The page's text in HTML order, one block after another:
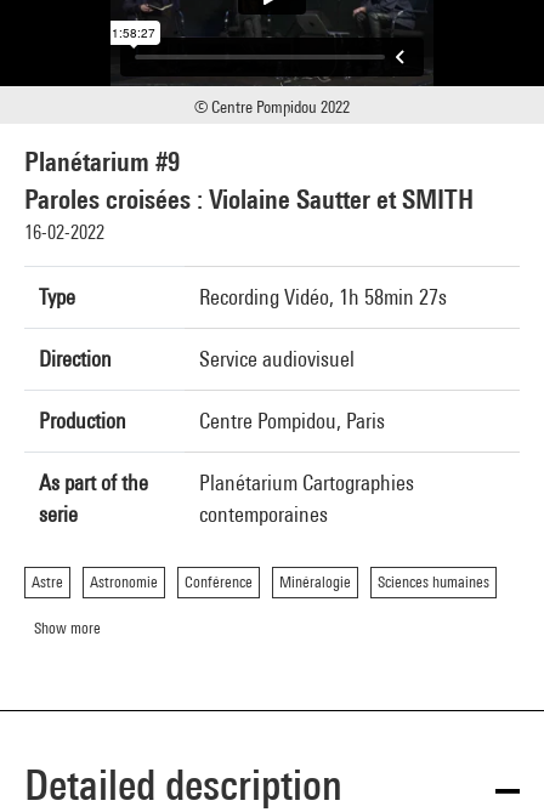
Planétarium #9
Paroles croisées : Violaine Sautter et SMITH
16-02-2022
Type Recording Vidéo, 1h 58min 27s
Direction Service audiovisuel
Production Centre Pompidou, Paris
As part of the
serie
Planétarium Cartographies
contemporaines
Astre Astronomie Conférence Minéralogie Sciences humaines
Show more
© Centre Pompidou 2022
Detailed description